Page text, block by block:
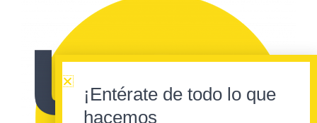
¡Entérate de todo lo que
hacemos